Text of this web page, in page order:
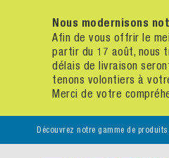
Nous modernisons
Afin de vous offrir le
partir du 17 août, nous
délais de livraison
tenons volontiers à
Merci de votre
Découvrez notre gamme de